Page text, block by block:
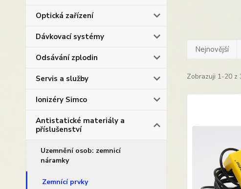
Optická zařízení
Dávkovací systémy
Odsávání zplodin
Servis a služby
Ionizéry Simco
Antistatické materiály a
příslušenství
Uzemnění osob: zemnicí
náramky
Zemnící prvky
Nejnovější
Zobrazuji 1-20 z